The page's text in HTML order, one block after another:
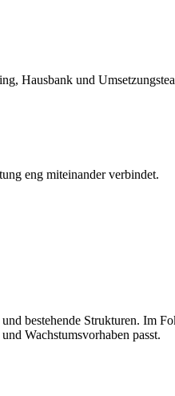
Hausbank und
eng miteinander verbindet.
bestehende Strukturen. Im
Wachstumsvorhaben passt.